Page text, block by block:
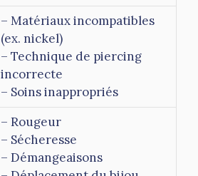
– Matériaux incompatibles
(ex. nickel)
– Technique de piercing
incorrecte
– Soins inappropriés
– Rougeur
– Sécheresse
– Démangeaisons